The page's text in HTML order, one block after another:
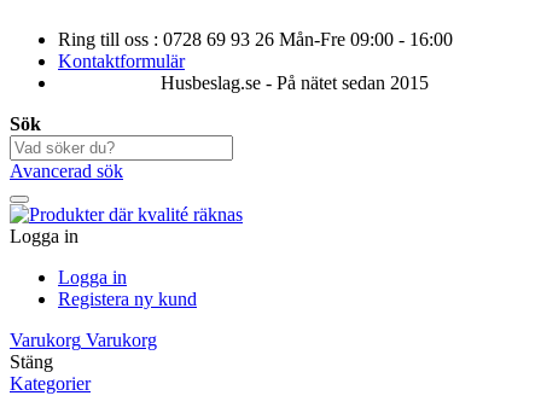
Ring till oss : 0728 69 93 26 Mån-Fre 09:00 - 16:00
Kontaktformulär
Husbeslag.se - På nätet sedan 2015
Sök
Avancerad sök
Logga in
Logga in
Registera ny kund
Varukorg Varukorg
Stäng
Kategorier